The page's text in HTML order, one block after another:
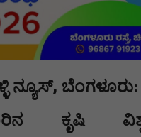
ನ್ಯೂಸ್, ಬೆಂಗಳೂರು:
ಕೃಷಿ